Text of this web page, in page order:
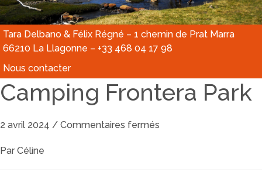
Tara Delbano & Félix Régné – 1 chemin de Prat Marra
66210 La Llagonne – +33 468 04 17 98
Nous contacter
Camping Frontera Park
2 avril 2024 / Commentaires fermés
Par Céline